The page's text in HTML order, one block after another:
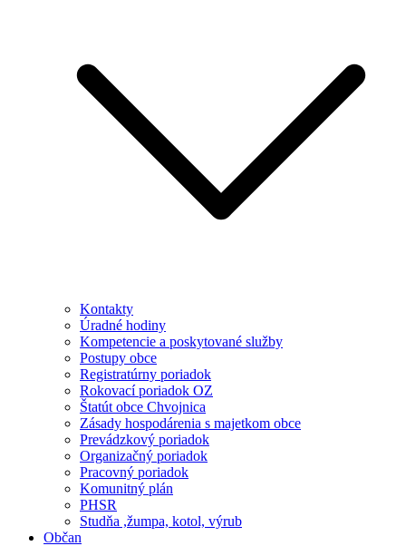
Kontakty
Úradné hodiny
Kompetencie a poskytované služby
Postupy obce
Registratúrny poriadok
Rokovací poriadok OZ
Štatút obce Chvojnica
Zásady hospodárenia s majetkom obce
Prevádzkový poriadok
Organizačný poriadok
Pracovný poriadok
Komunitný plán
PHSR
Studňa ,žumpa, kotol, výrub
Občan